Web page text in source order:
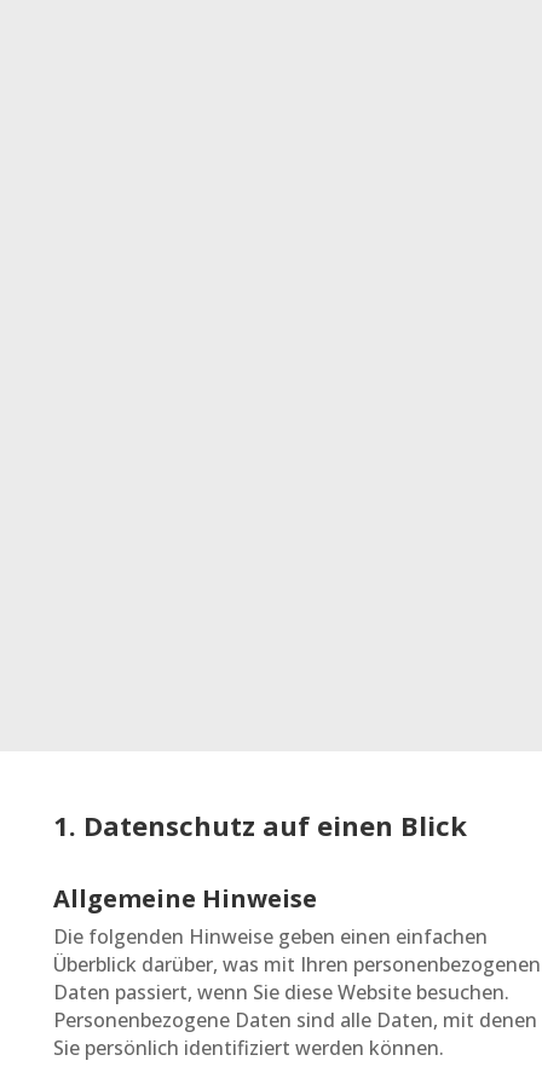
1. Datenschutz auf einen Blick
Allgemeine Hinweise
Die folgenden Hinweise geben einen einfachen
Überblick darüber, was mit Ihren personenbezogenen
Daten passiert, wenn Sie diese Website besuchen.
Personenbezogene Daten sind alle Daten, mit denen
Sie persönlich identifiziert werden können.